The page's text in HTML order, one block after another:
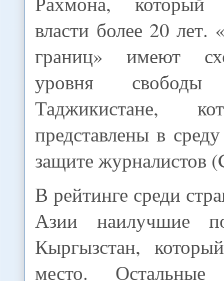
власти более 20 лет.
границ» имеют
уровня
Таджикистане,
представлены в
защите журналистов
В рейтинге среди
Азии наилучшие
Кыргызстан,
место.